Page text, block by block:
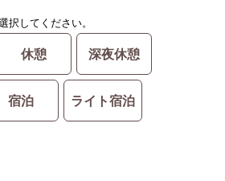
択してください。
休憩 深夜休憩
宿泊 ライト宿泊